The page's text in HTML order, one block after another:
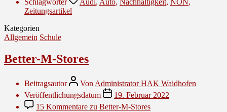
Schlagwörter Audi, Auto, Nachhaltigkeit, NÖN,
Zeitungsartikel
Kategorien
Allgemein Schule
Better-M-Stores
Beitragsautor Von Administrator HAK Waidhofen
Veröffentlichungsdatum
19. Februar 2022
15 Kommentare zu Better-M-Stores